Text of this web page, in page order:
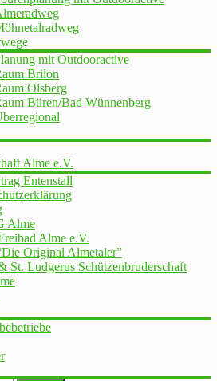
mit Outdooractive
Brilon
Olsberg
Büren/Bad Wünnenberg
Alme e.V.
Entenstall
Alme
Alme e.V.
Original Almetaler”
St. Ludgerus Schützenbruderschaft